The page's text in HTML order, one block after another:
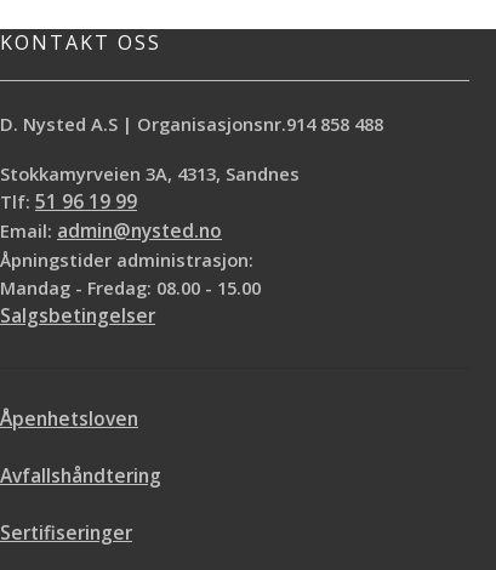
KONTAKT OSS
D. Nysted A.S | Organisasjonsnr.914 858 488
Stokkamyrveien 3A, 4313, Sandnes
Tlf: 51 96 19 99
Email: admin@nysted.no
Åpningstider administrasjon:
Mandag - Fredag: 08.00 - 15.00
Salgsbetingelser
Åpenhetsloven
Avfallshåndtering
Sertifiseringer